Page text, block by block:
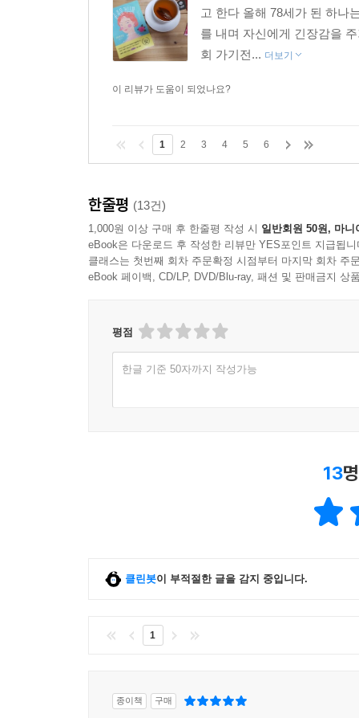
고 한다 올해 78세가 된 하나
를 내며 자신에게 긴장감을
회 가기전... 더보기
이 리뷰가 도움이 되었나요?
1 2 3 4 5 6
한줄평 (13건)
1,000원 이상 구매 후 한줄평 작성 시 일반회원 50원, 마니
eBook은 다운로드 후 작성한 리뷰만 YES포인트 지급됩니
클래스는 첫번째 회차 주문확정 시점부터 마지막 회차 주
eBook 페이백, CD/LP, DVD/Blu-ray, 패션 및 판매금지 상
평점
한글 기준 50자까지 작성가능
13
클린봇이 부적절한 글을 감지 중입니다.
1
종이책 구매